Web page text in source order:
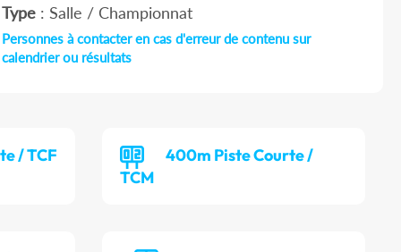
Type: Salle / Championnat
Personnes à contacter en cas d'erreur de contenu sur
calendrier ou résultats
/ TCF
400m Piste Courte /
TCM